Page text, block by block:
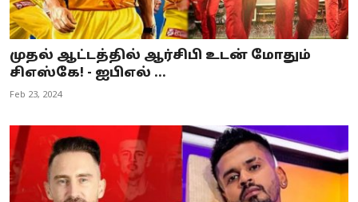
முதல் ஆட்டத்தில் ஆர்சிபி உடன் மோதும்
சிஎஸ்கே! - ஐபிஎல் ...
Feb 23, 2024